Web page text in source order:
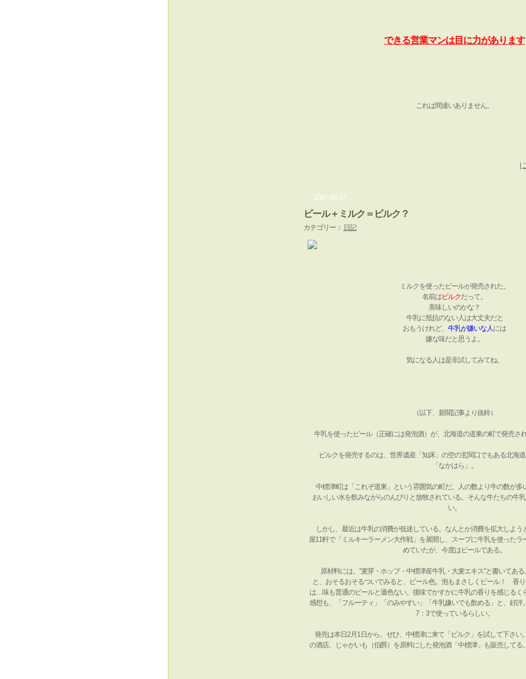
できる営業マンは目に力があります
これは間違いありません。
2007-06-27
ビール＋ミルク＝ビルク？
カテゴリー： 日記
ミルクを使ったビールが発売された。
名前はビルクだって。
美味しいのかな？
牛乳に抵抗のない人は大丈夫だと
おもうけれど、 牛乳が嫌いな人には
嫌な味だと思うよ。
気になる人は是非試してみてね。
（以下、新聞記事より抜粋）
牛乳を使ったビール（正確には発泡酒）が、北海道の道東の町で発売さ
ビルクを発売するのは、世界遺産「知床」の空の玄関口でもある北海
「なかはら」。
中標津町は「これぞ道東」という雰囲気の町だ。人の数より牛の数が多
おいしい水を飲みながらのんびりと放牧されている。そんな牛たちの牛
い。
しかし、最近は牛乳の消費が低迷している。なんとか消費を拡大しよう
屋11軒で「ミルキーラーメン大作戦」を展開し、スープに牛乳を使ったラ
めていたが、今度はビールである。
原材料には、"麦芽・ホップ・中標津産牛乳・大麦エキス"と書いてあ
と、おそるおそるついでみると、ビール色。泡もまさしくビール！ 香
は…味も普通のビールと遜色ない。後味でかすかに牛乳の香りを感じるく
感想も、「フルーティ」「のみやすい」「牛乳嫌いでも飲める」と、好評
7：3で使っているらしい。
発売は本日2月1日から。ぜひ、中標津に来て「ビルク」を試して下さい
の酒店、じゃがいも（伯爵）を原料にした発泡酒「中標津」も販売してる